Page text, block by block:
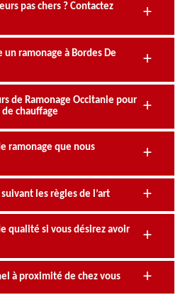
pas chers ? Contactez
ramonage à Bordes De
de Ramonage Occitanie pour
chauffage
ramonage que nous
les règles de l’art
qualité si vous désirez avoir
à proximité de chez vous